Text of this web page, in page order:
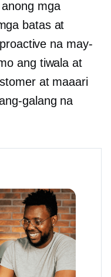
mga
batas at
na may-
ang tiwala at
at maaari
galang na